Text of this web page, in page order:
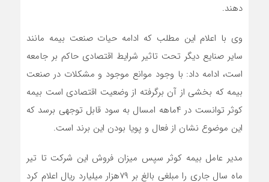
دهند.
وی با اعلام این مطلب که ادامه حیات صنعت بیمه مانند
سایر صنایع دیگر تحت تاثیر شرایط اقتصادی حاکم بر جامعه
است، ادامه داد: با وجود موانع موجود و مشکلات در صنعت
بیمه که بخشی از آن برگرفته از وضعیت اقتصادی است بیمه
کوثر توانست در ۴ماهه امسال به سود قابل توجهی برسد که
این موضوع نشان از فعال و پویا بودن این برند است.
مدیر عامل بیمه کوثر سپس میزان فروش این شرکت تا تیر
ماه سال جاری را مبلغی بالغ بر ۷۹هزار میلیارد ریال اعلام کرد